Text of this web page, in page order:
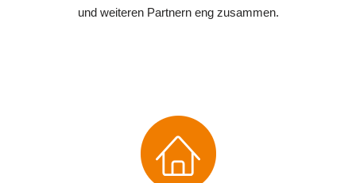
und weiteren Partnern eng zusammen.